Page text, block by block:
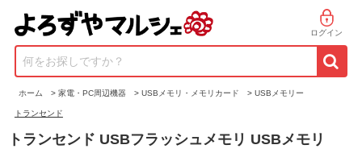
ログイン
何をお探しですか？
ホーム > 家電・PC周辺機器 > USBメモリ・メモリカード > USBメモリー
トランセンド
トランセンド USBフラッシュメモリ USBメモリ